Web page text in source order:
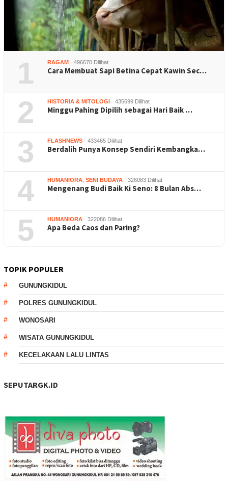
1 RAGAM 496670 Dilihat
Cara Membuat Sapi Betina Cepat Kawin Sec…
2 HISTORIA & MITOLOGI 435699 Dilihat
Minggu Pahing Dipilih sebagai Hari Baik …
3 FLASHNEWS 433465 Dilihat
Berdalih Punya Konsep Sendiri Kembangka…
4 HUMANIORA SENI BUDAYA 326083 Dilihat
Mengenang Budi Baik Ki Seno: 8 Bulan Abs…
5 HUMANIORA 322086 Dilihat
Apa Beda Caos dan Paring?
TOPIK POPULER
GUNUNGKIDUL
POLRES GUNUNGKIDUL
WONOSARI
WISATA GUNUNGKIDUL
KECELAKAAN LALU LINTAS
SEPUTARGK.ID